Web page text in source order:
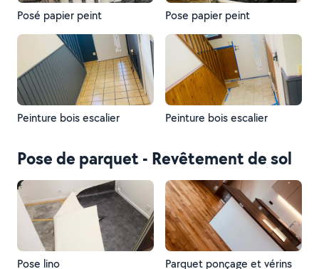
Posé papier peint Pose papier peint
Peinture bois escalier Peinture bois escalier
Pose de parquet - Revêtement de sol
Pose lino Parquet ponçage et vérins